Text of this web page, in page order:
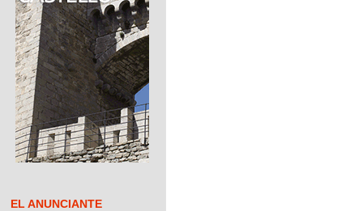
EL ANUNCIANTE